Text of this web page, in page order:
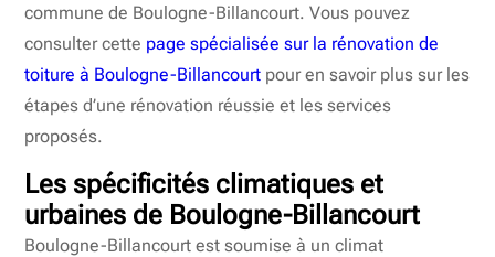
commune de Boulogne-Billancourt. Vous pouvez
consulter cette page spécialisée sur la rénovation de
toiture à Boulogne-Billancourt pour en savoir plus sur les
étapes d’une rénovation réussie et les services
proposés.
Les spécificités climatiques et
urbaines de Boulogne-Billancourt
Boulogne-Billancourt est soumise à un climat